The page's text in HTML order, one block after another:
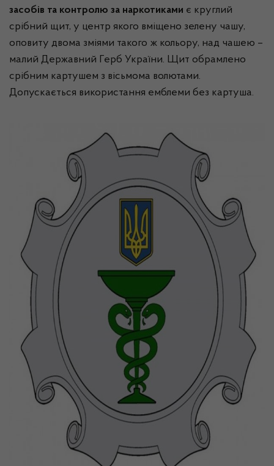
засобів та контролю за наркотиками є круглий
срібний щит, у центр якого вміщено зелену чашу,
оповиту двома зміями такого ж кольору, над чашею –
малий Державний Герб України. Щит обрамлено
срібним картушем з вісьмома волютами.
Допускається використання емблеми без картуша.